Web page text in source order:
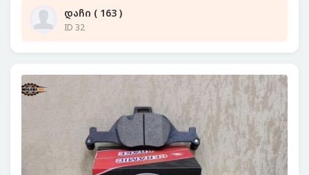
დაჩი ( 163 )
ID 32